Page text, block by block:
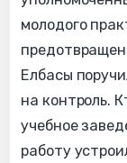
молодого
Елбасы
на контроль.
учебное
работу